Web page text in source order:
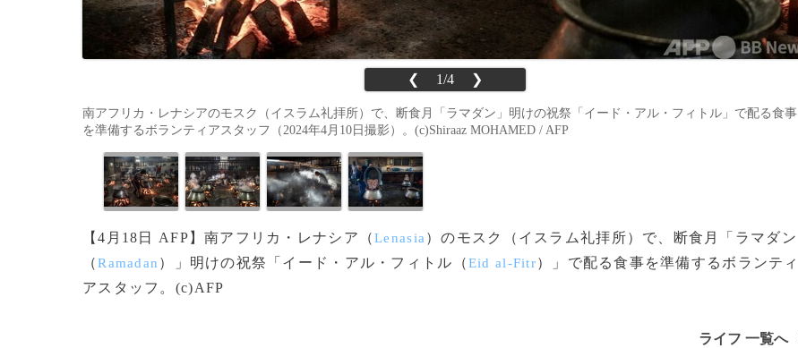
❮ 1/4 ❯
南アフリカ・レナシアのモスク（イスラム礼拝所）で、断食月「ラマダン」明けの祝祭「イード・アル・フィトル」で配る食事
を準備するボランティアスタッフ（2024年4月10日撮影）。(c)Shiraaz MOHAMED / AFP
【4月18日 AFP】南アフリカ・レナシア（Lenasia ）のモスク（イスラム礼拝所）で、断食月「ラマダン
（Ramadan ）」明けの祝祭「イード・アル・フィトル（Eid al-Fitr）」で配る食事を準備するボランティ
アスタッフ。(c)AFP
ライフ 一覧へ